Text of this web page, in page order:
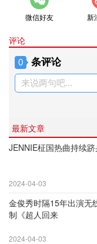
微信好友 新
评论
0 条评论
来说两句吧...
最新文章
JENNIE柾国热曲持续
2024-04-03
金俊秀时隔15年出演无
制《超人回来
2024-04-03